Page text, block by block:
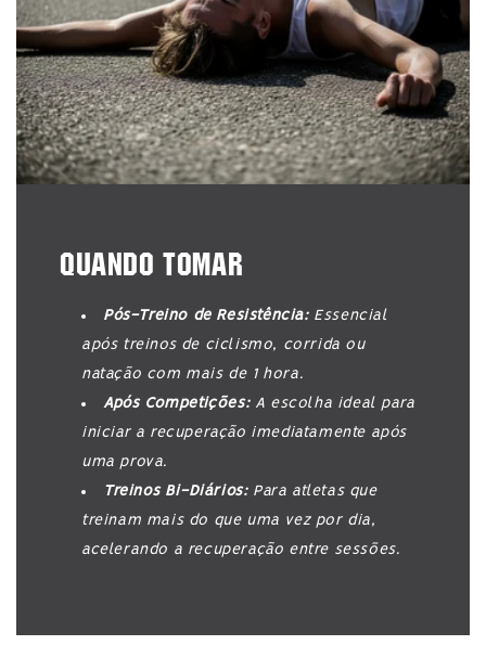
QUANDO TOMAR
Pós-Treino de Resistência:Essencial
após treinos de ciclismo, corrida ou
natação com mais de 1 hora.
Após Competições:A escolha ideal para
iniciar a recuperação imediatamente após
uma prova.
Treinos Bi-Diários:Para atletas que
treinam mais do que uma vez por dia,
acelerando a recuperação entre sessões.